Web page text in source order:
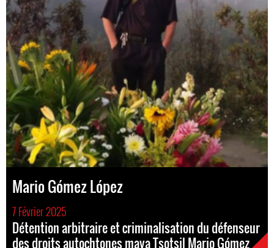
Mario Gómez López
7 Février 2025
Détention arbitraire et criminalisation du défenseur
des droits autochtones maya Tsotsil Mario Gómez